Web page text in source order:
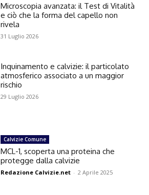
Microscopia avanzata: il Test di Vitalità
e ciò che la forma del capello non
rivela
31 Luglio 2026
Inquinamento e calvizie: il particolato
atmosferico associato a un maggior
rischio
29 Luglio 2026
Calvizie Comune
MCL-1, scoperta una proteina che
protegge dalla calvizie
Redazione Calvizie.net - 2 Aprile 2025